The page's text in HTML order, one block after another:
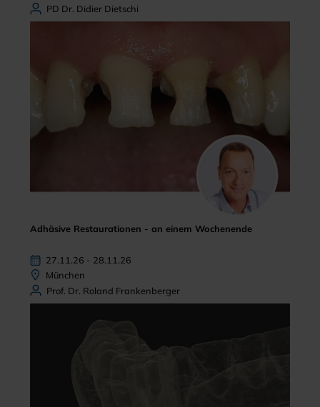
PD Dr. Didier Dietschi
Adhäsive Restaurationen - an einem Wochenende
27.11.26 - 28.11.26
München
Prof. Dr. Roland Frankenberger